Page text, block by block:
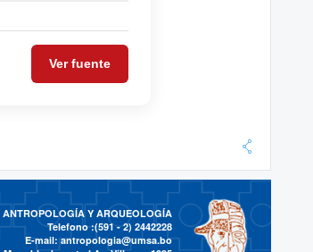
Ver fuente
ANTROPOLOGÍA Y ARQUEOLOGÍA
Telefono :(591 - 2) 2442228
E-mail:antropologia@umsa.bo